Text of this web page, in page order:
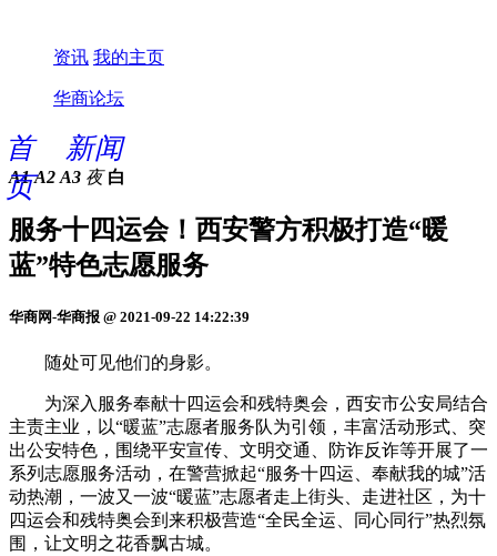
资讯 我的主页
华商论坛
首
页
新闻
A1 A2 A3 夜 白
服务十四运会！西安警方积极打造“暖
蓝”特色志愿服务
华商网-华商报 @ 2021-09-22 14:22:39
随处可见他们的身影。
为深入服务奉献十四运会和残特奥会，西安市公安局结合
主责主业，以“暖蓝”志愿者服务队为引领，丰富活动形式、突
出公安特色，围绕平安宣传、文明交通、防诈反诈等开展了一
系列志愿服务活动，在警营掀起“服务十四运、奉献我的城”活
动热潮，一波又一波“暖蓝”志愿者走上街头、走进社区，为十
四运会和残特奥会到来积极营造“全民全运、同心同行”热烈氛
围，让文明之花香飘古城。